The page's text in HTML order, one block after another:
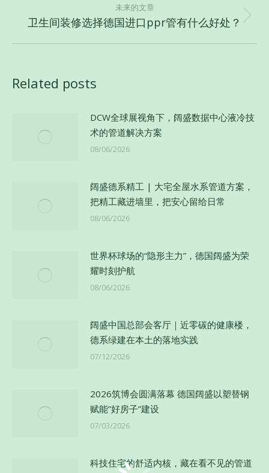
的
文
未来的文章
未
卫生间装修选择德国进口ppr管有什么好处？
Related posts
DCW全球展视角下，阔盛数据中心液冷技
术的管道解决方案
08/06/2026
阔盛德系精工 | 大宅全屋水系管道方案，
把精工藏进墙里，把安心留给日常
08/06/2026
世界杯球场的“隐形主力”，德国阔盛为荣
耀时刻护航
08/06/2026
阔盛中国总部会客厅｜近零碳的健康楼，
德系绿建在本土的落地实践
07/12/2026
2026筑博会圆满落幕 德国阔盛以塑替钢
赋能”好房子”建设
07/03/2026
科技住宅的舒适内核，藏在看不见的管道